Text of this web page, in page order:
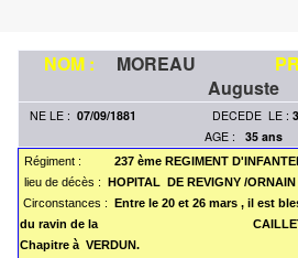
NOM : MOREAU
Auguste
NE LE : 07/09/1881 DECEDE LE :
AGE : 35 ans
Régiment : 237 ème REGIMENT
lieu de décès : HOPITAL DE REVIGNY /
Circonstances : Entre le 20 et 26 mars , il est
du ravin de la CAILLETTE
Chapitre à VERDUN.